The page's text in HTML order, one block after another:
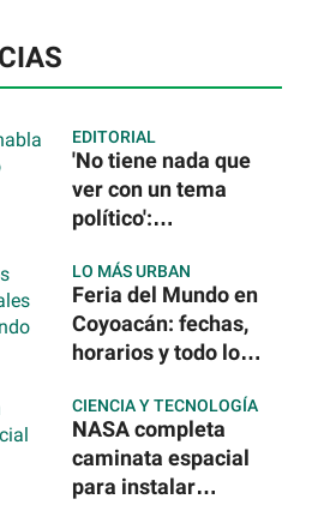
EDITORIAL
'No tiene nada que
ver con un tema
político':
detención del
exgobernador de
Guerrero por caso
Ayotzinapa
LO MÁS URBAN
Feria del Mundo en
Coyoacán: fechas,
horarios y todo lo
disfrutar de 40
países
CIENCIA Y TECNOLOGÍA
NASA completa
caminata espacial
para instalar